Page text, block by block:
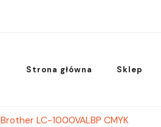
Strona główna Sklep
Brother LC-1000VALBP CMYK